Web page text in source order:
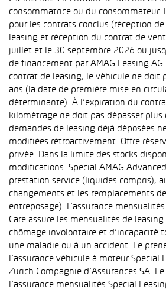
consommatrice ou du consommateur.
pour les contrats conclus (réception
leasing et réception du contrat de
juillet et le 30 septembre 2026 ou
de financement par AMAG Leasing
contrat de leasing, le véhicule ne doit
ans (la date de première mise en
déterminante). À l’expiration du
kilométrage ne doit pas dépasser plus
demandes de leasing déjà déposées
modifiées rétroactivement. Offre
privée. Dans la limite des stocks
modifications. Special AMAG
prestation service (liquides compris),
changements et les remplacements
entreposage). L’assurance
Care assure les mensualités de
chômage involontaire et d’incapacité
une maladie ou à un accident. Le
l’assurance véhicule à moteur Special
Zurich Compagnie d’Assurances SA.
l’assurance mensualités Special